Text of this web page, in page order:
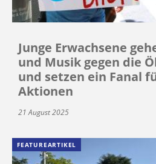
Junge Erwachsene
und Musik gegen die
und setzen ein Fanal
Aktionen
21 August 2025
FEATUREARTIKEL